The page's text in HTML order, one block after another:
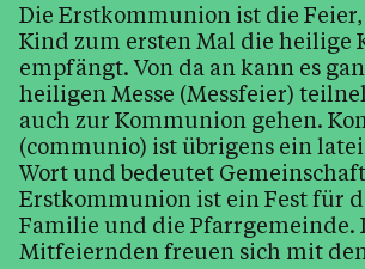
Krankensalbung
Beichte
Tod, Beerdigung & Trauer
Seelsorge
Arbeitskreise & Ehrenamt
Die Erstkommunion ist die
Kind zum ersten Mal die heilige
empfängt. Von da an kann es
heiligen Messe (Messfeier)
auch zur Kommunion gehen.
(communio) ist übrigens ein
Wort und bedeutet
Erstkommunion ist ein Fest für
Familie und die Pfarrgemeinde.
Mitfeiernden freuen sich mit